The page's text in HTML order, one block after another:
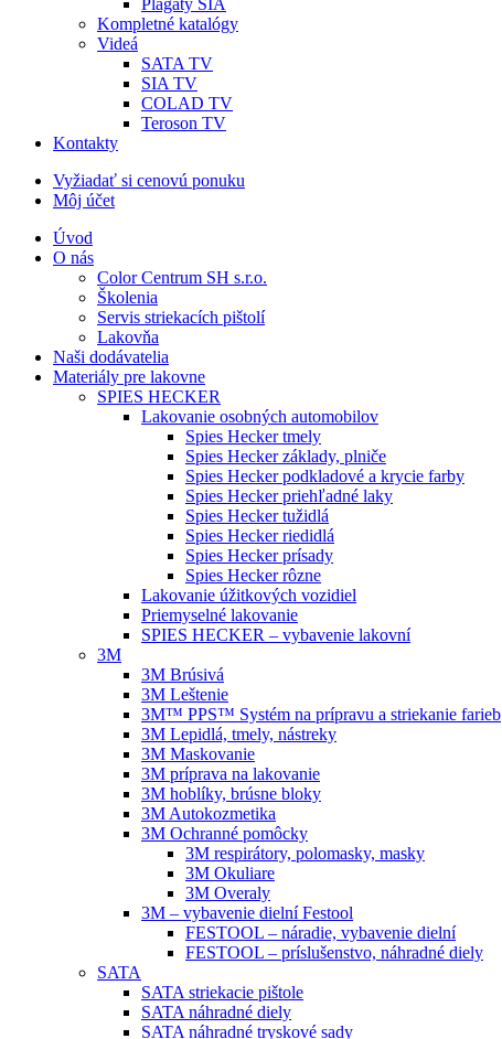
Plagáty SIA
Kompletné katalógy
Videá
SATA TV
SIA TV
COLAD TV
Teroson TV
Kontakty
Vyžiadať si cenovú ponuku
Môj účet
Úvod
O nás
Color Centrum SH s.r.o.
Školenia
Servis striekacích pištolí
Lakovňa
Naši dodávatelia
Materiály pre lakovne
SPIES HECKER
Lakovanie osobných automobilov
Spies Hecker tmely
Spies Hecker základy, plniče
Spies Hecker podkladové a krycie farby
Spies Hecker priehľadné laky
Spies Hecker tužidlá
Spies Hecker riedidlá
Spies Hecker prísady
Spies Hecker rôzne
Lakovanie úžitkových vozidiel
Priemyselné lakovanie
SPIES HECKER – vybavenie lakovní
3M
3M Brúsivá
3M Leštenie
3M™ PPS™ Systém na prípravu a striekanie farieb
3M Lepidlá, tmely, nástreky
3M Maskovanie
3M príprava na lakovanie
3M hoblíky, brúsne bloky
3M Autokozmetika
3M Ochranné pomôcky
3M respirátory, polomasky, masky
3M Okuliare
3M Overaly
3M – vybavenie dielní Festool
FESTOOL – náradie, vybavenie dielní
FESTOOL – príslušenstvo, náhradné diely
SATA
SATA striekacie pištole
SATA náhradné diely
SATA náhradné tryskové sady